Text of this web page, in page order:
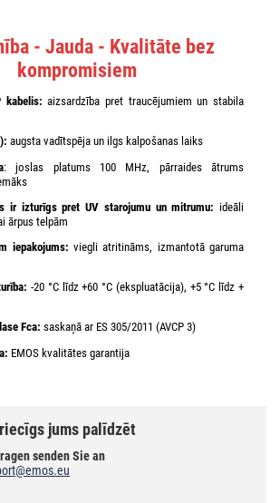
- Jauda - Kvalitāte bez
kompromisiem
kabelis: aizsardzība pret traucējumiem un stabila
augsta vadītspēja un ilgs kalpošanas laiks
: joslas platums 100 MHz, pārraides ātrums
ir izturīgs pret UV starojumu un mitrumu: ideāli
ārpus telpām
iepakojums:viegli atritināms, izmantotā garuma
-20 °C līdz +60 °C (ekspluatācija), +5 °C līdz +
Fca: saskaņā ar ES 305/2011 (AVCP 3)
EMOS kvalitātes garantija
jums palīdzēt
senden Sie an